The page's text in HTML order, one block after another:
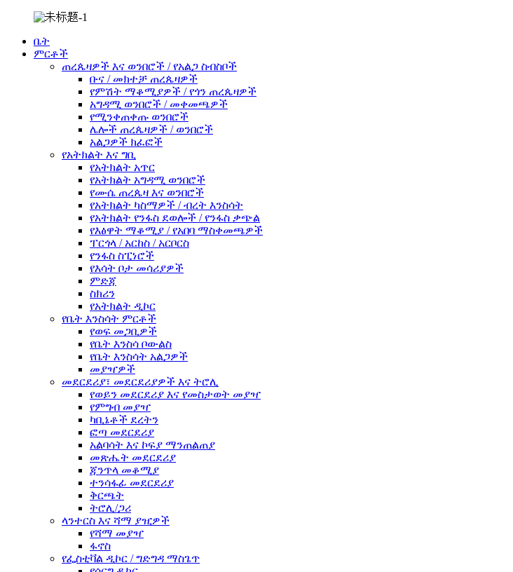
ቤት
ምርቶች
ጠረጴዛዎች እና ወንበሮች / የአልጋ ስብስቦች
ቡና / መክተቻ ጠረጴዛዎች
የምሽት ማቆሚያዎች / የጎን ጠረጴዛዎች
አግዳሚ ወንበሮች / መቀመጫዎች
የሚንቀጠቀጡ ወንበሮች
ሌሎች ጠረጴዛዎች / ወንበሮች
አልጋዎች ክፈፎች
የአትክልት እና ግቢ
የአትክልት አጥር
የአትክልት አግዳሚ ወንበሮች
የሙሴ ጠረጴዛ እና ወንበሮች
የአትክልት ካስማዎች / ብረት እንስሳት
የአትክልት የንፋስ ደወሎች / የንፋስ ቃጭል
የእፅዋት ማቆሚያ / የአበባ ማስቀመጫዎች
ፐርጎላ / አርከስ / አርቦርስ
የንፋስ ስፒነሮች
የእሳት ቦታ መሳሪያዎች
ምድጃ
ስክሪን
የአትክልት ዲኮር
የቤት እንስሳት ምርቶች
የወፍ መጋቢዎች
የቤት እንስሳ ቦውልስ
የቤት እንስሳት አልጋዎች
መያዣዎች
መደርደሪያ፣ መደርደሪያዎች እና ትሮሊ
የወይን መደርደሪያ እና የመስታወት መያዣ
የምግብ መያዣ
ካቢኔቶች ደረትን
ፎጣ መደርደሪያ
አልባሳት እና ኮፍያ ማንጠልጠያ
መጽሔት መደርደሪያ
ጃንጥላ መቆሚያ
ተንሳፋፊ መደርደሪያ
ቅርጫት
ትሮሊ/ጋሪ
ላንተርስ እና ሻማ ያዢዎች
የሻማ መያዣ
ፋኖስ
የፌስቲቫል ዲኮር / ግድግዳ ማስጌጥ